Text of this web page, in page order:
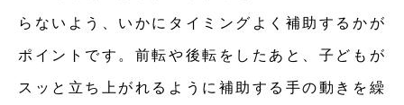
らないよう、いかにタイミングよく補助するかが
ポイントです。前転や後転をしたあと、子どもが
スッと立ち上がれるように補助する手の動きを繰